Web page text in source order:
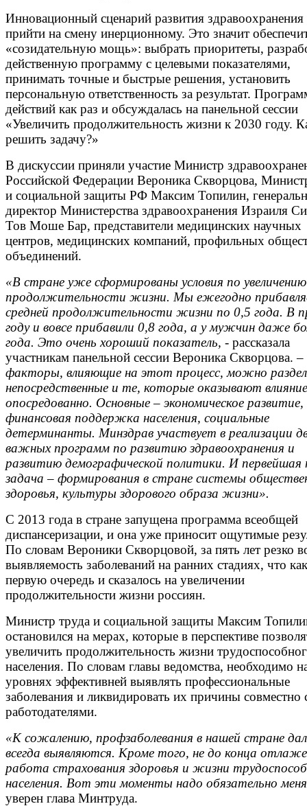
Инновационный сценарий развития
прийти на смену инерционному. Это значит
«созидательную мощь»: выбрать приоритеты,
действенную программу с целевыми показателями,
принимать точные и быстрые решения, установить
персональную ответственность за результат.
действий как раз и обсуждалась на панельной сессии
«Увеличить продолжительность жизни к 2030 году.
решить задачу?»
В дискуссии приняли участие Министр
Российской Федерации Вероника Скворцова,
и социальной защиты РФ Максим Топилин,
директор Министерства здравоохранения Израиля
Тов Моше Бар, представители медицинских научных
центров, медицинских компаний, профильных
объединений.
«В стране уже сформированы условия по увеличению
продолжительности жизни. Мы ежегодно
средней продолжительности жизни по 0,5 года. В
году и вовсе прибавили 0,8 года, а у мужчин даже
года. Это очень хороший показатель, - рассказала
участникам панельной сессии Вероника Скворцова. –
факторы, влияющие на этот процесс, можно
непосредственные и те, которые оказывают влияние
опосредованно. Основные – экономическое развитие,
финансовая поддержка населения, социальные
детерминанты. Минздрав участвует в реализации
важных программ по развитию здравоохранения и
развитию демографической политики. И первейшая
задача – формирования в стране системы
здоровья, культуры здорового образа жизни».
С 2013 года в стране запущена программа всеобщей
диспансеризации, и она уже приносит ощутимые
По словам Вероники Скворцовой, за пять лет резко
выявляемость заболеваний на ранних стадиях, что
первую очередь и сказалось на увеличении
продолжительности жизни россиян.
Министр труда и социальной защиты Максим
остановился на мерах, которые в перспективе
увеличить продолжительность жизни
населения. По словам главы ведомства, необходимо
уровнях эффективней выявлять профессиональные
заболевания и ликвидировать их причины совместно
работодателями.
«К сожалению, профзаболевания в нашей стране
всегда выявляются. Кроме того, не до конца
работа страхования здоровья и жизни
населения. Вот эти моменты надо обязательно
уверен глава Минтруда.